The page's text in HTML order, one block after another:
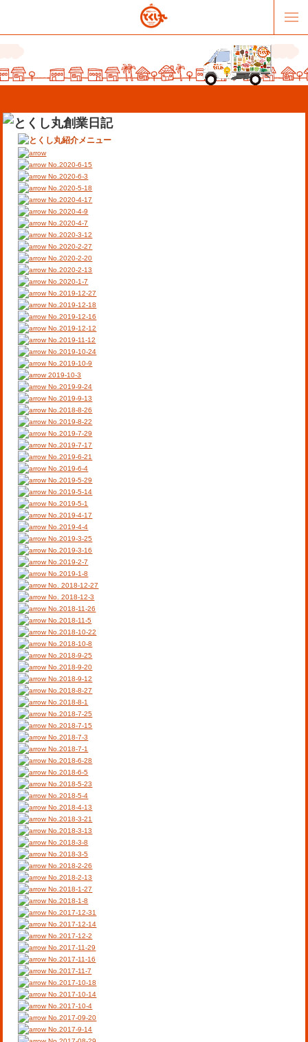
販売パートナー募集
オススメリンク
お問合せ
No.2020-6-15
No.2020-6-3
No.2020-5-18
No.2020-4-17
No.2020-4-9
No.2020-4-7
No.2020-3-12
No.2020-2-27
No.2020-2-20
No.2020-2-13
No.2020-1-7
No.2019-12-27
No.2019-12-18
No.2019-12-16
No.2019-12-12
No.2019-11-12
No.2019-10-24
No.2019-10-9
2019-10-3
No.2019-9-24
No.2019-9-13
No.2018-8-26
No.2019-8-22
No.2019-7-29
No.2019-7-17
No.2019-6-21
No.2019-6-4
No.2019-5-29
No.2019-5-14
No.2019-5-1
No.2019-4-17
No.2019-4-4
No.2019-3-25
No.2019-3-16
No.2019-2-7
No.2019-1-8
No. 2018-12-27
No. 2018-12-3
No.2018-11-26
No.2018-11-5
No.2018-10-22
No.2018-10-8
No.2018-9-25
No.2018-9-20
No.2018-9-12
No.2018-8-27
No.2018-8-1
No.2018-7-25
No.2018-7-15
No.2018-7-3
No.2018-7-1
No.2018-6-28
No.2018-6-5
No.2018-5-23
No.2018-5-4
No.2018-4-13
No.2018-3-21
No.2018-3-13
No.2018-3-8
No.2018-3-5
No.2018-2-26
No.2018-2-13
No.2018-1-27
No.2018-1-8
No.2017-12-31
No.2017-12-14
No.2017-12-2
No.2017-11-29
No.2017-11-16
No.2017-11-7
No.2017-10-18
No.2017-10-14
No.2017-10-4
No.2017-09-20
No.2017-9-14